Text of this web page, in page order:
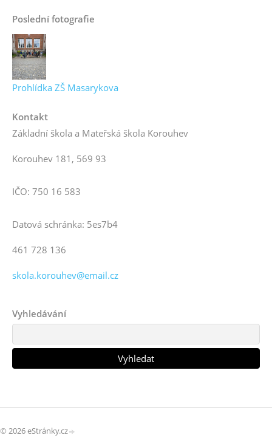
Poslední fotografie
Prohlídka ZŠ Masarykova
Kontakt
Základní škola a Mateřská škola Korouhev
Korouhev 181, 569 93
IČO: 750 16 583
Datová schránka: 5es7b4
461 728 136
skola.korouhev@email.cz
Vyhledávání
© 2026 eStránky.cz